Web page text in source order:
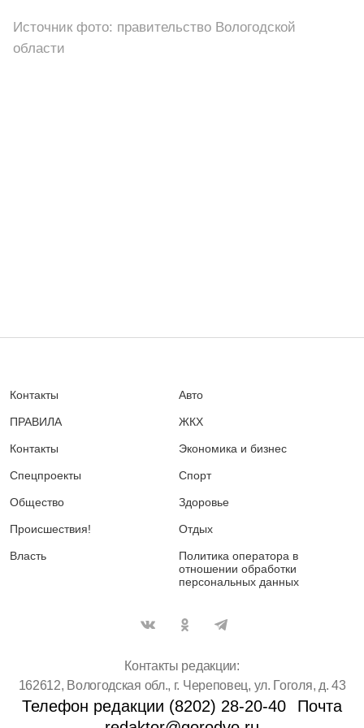
Источник фото: правительство Вологодской
области
Контакты
ПРАВИЛА
Контакты
Спецпроекты
Общество
Происшествия!
Власть
Авто
ЖКХ
Экономика и бизнес
Спорт
Здоровье
Отдых
Политика оператора в
отношении обработки
персональных данных
Контакты редакции:
162612, Вологодская обл., г. Череповец, ул. Гоголя, д. 43
Телефон редакции (8202) 28-20-40
Почта